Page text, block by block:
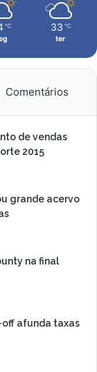
℃ 33 ℃
ter
Comentários
de vendas
2015
grande acervo
na final
afunda taxas